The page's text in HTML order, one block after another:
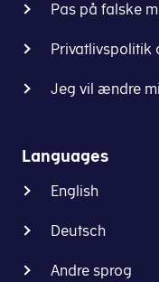
Pas på falske
Privatlivspolitik
Jeg vil ændre
Languages
English
Deutsch
Andre sprog